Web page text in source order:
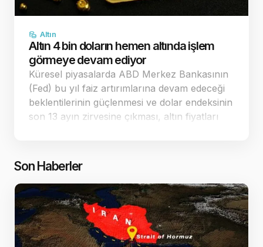
Altın
Altın 4 bin doların hemen altında işlem
görmeye devam ediyor
Küresel piyasalarda ABD Merkez Bankasının
(Fed) bu yıl faiz artırımlarına devam edeceği
beklentilerinin güçlenmesi ve dolar endeksinin
son 13 ayın zirvesine çıkması, altın fiyatları
Son Haberler